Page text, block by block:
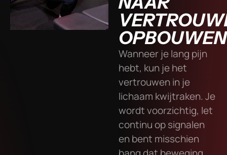
OPBOUWEN
Wanneer je lang pijn
hebt, kun je het
vertrouwen in je
lichaam kwijtraken. Je
wordt voorzichtig, let
continu op signalen
en bent misschien